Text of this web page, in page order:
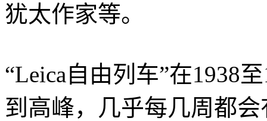
犹太作家等。
“Leica自由列车”在1938
到高峰，几乎每几周都